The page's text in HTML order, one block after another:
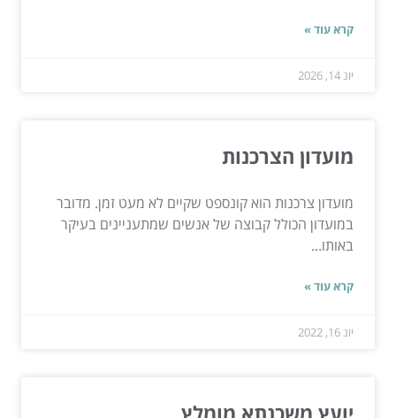
קרא עוד »
יונ 14, 2026
מועדון הצרכנות
מועדון צרכנות הוא קונספט שקיים לא מעט זמן. מדובר
במועדון הכולל קבוצה של אנשים שמתעניינים בעיקר
באותו...
קרא עוד »
יונ 16, 2022